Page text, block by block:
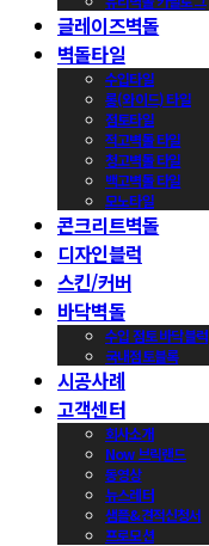
글레이즈벽돌
벽돌타일
수입타일
롱(와이드) 타일
점토타일
적고벽돌 타일
청고벽돌 타일
백고벽돌 타일
모노타일
콘크리트벽돌
디자인블럭
스킨/커버
바닥벽돌
수입 점토 바닥블럭
국내점토블록
시공사례
고객센터
회사소개
Now 브릭랜드
동영상
뉴스레터
샘플&견적신청서
프로모션